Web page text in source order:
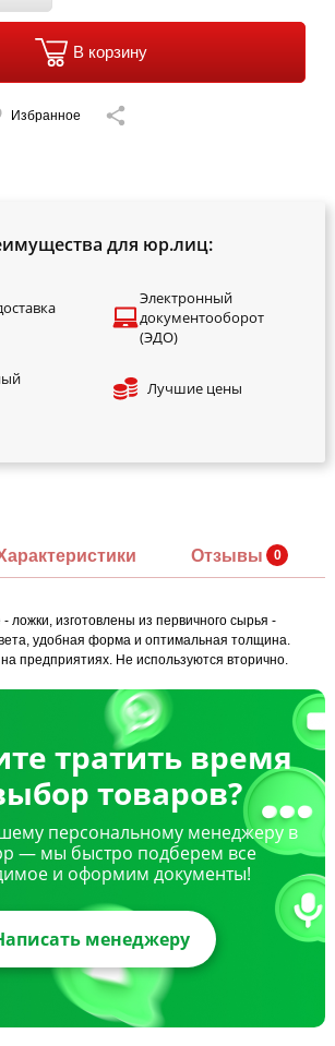
В корзину
Избранное
для юр.лиц:
Электронный
документооборот
(ЭДО)
Лучшие цены
Отзывы
изготовлены из первичного сырья -
удобная форма и оптимальная толщина.
предприятиях. Не используются вторично.
тратить время
товаров?
персональному менеджеру в
— мы быстро подберем все
и оформим документы!
менеджеру